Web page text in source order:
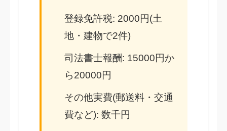
登録免許税: 2000円(土
地・建物で2件)
司法書士報酬: 15000円か
ら20000円
その他実費(郵送料・交通
費など): 数千円